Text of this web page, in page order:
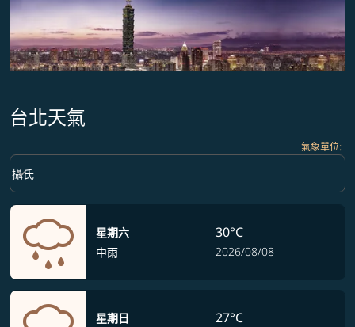
台北天氣
氣象單位:
Weather unit option 攝氏 Selected
攝氏
keyboard_arrow_down
星期六
中雨
30°C
2026/08/08
星期日
27°C